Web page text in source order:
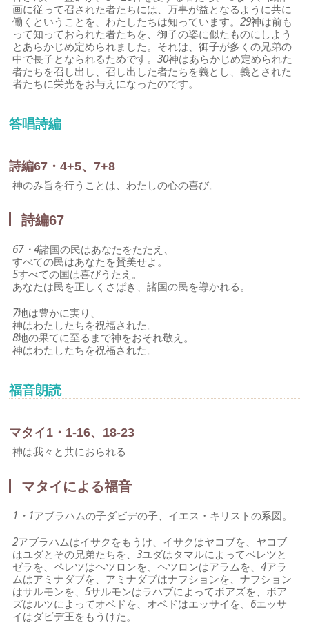
画に従って召された者たちには、万事が益となるように共に
働くということを、わたしたちは知っています。29神は前も
って知っておられた者たちを、御子の姿に似たものにしよう
とあらかじめ定められました。それは、御子が多くの兄弟の
中で長子となられるためです。30神はあらかじめ定められた
者たちを召し出し、召し出した者たちを義とし、義とされた
者たちに栄光をお与えになったのです。
答唱詩編
詩編67・4+5、7+8
神のみ旨を行うことは、わたしの心の喜び。
詩編67
67・4諸国の民はあなたをたたえ、
すべての民はあなたを賛美せよ。
5すべての国は喜びうたえ。
あなたは民を正しくさばき、諸国の民を導かれる。
7地は豊かに実り、
神はわたしたちを祝福された。
8地の果てに至るまで神をおそれ敬え。
神はわたしたちを祝福された。
福音朗読
マタイ1・1-16、18-23
神は我々と共におられる
マタイによる福音
1・1アブラハムの子ダビデの子、イエス・キリストの系図。
2アブラハムはイサクをもうけ、イサクはヤコブを、ヤコブ
はユダとその兄弟たちを、3ユダはタマルによってペレツと
ゼラを、ペレツはヘツロンを、ヘツロンはアラムを、4アラ
ムはアミナダブを、アミナダブはナフションを、ナフション
はサルモンを、5サルモンはラハブによってボアズを、ボア
ズはルツによってオベドを、オベドはエッサイを、 6エッサ
イはダビデ王をもうけた。